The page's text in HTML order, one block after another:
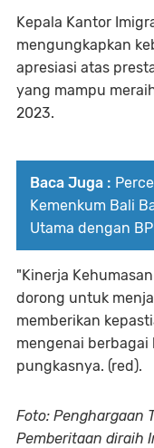
Kepala Kantor
mengungkapkan
apresiasi atas
yang mampu
2023.
Baca Juga :
Kemenkum Bali
Utama dengan
"Kinerja
dorong untuk
memberikan
mengenai berbagai
pungkasnya. (red).
Foto: Penghargaan
Pemberitaan diraih